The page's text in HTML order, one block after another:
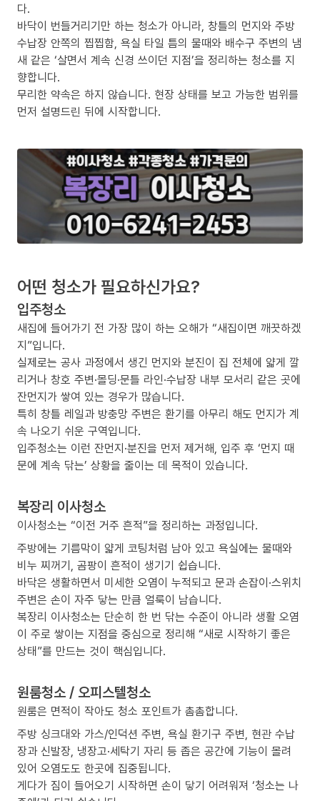
다.
바닥이 번들거리기만 하는 청소가 아니라, 창틀의 먼지와 주방
수납장 안쪽의 찝찝함, 욕실 타일 틈의 물때와 배수구 주변의 냄
새 같은 ‘살면서 계속 신경 쓰이던 지점’을 정리하는 청소를 지
향합니다.
무리한 약속은 하지 않습니다. 현장 상태를 보고 가능한 범위를
먼저 설명드린 뒤에 시작합니다.
어떤 청소가 필요하신가요?
입주청소
새집에 들어가기 전 가장 많이 하는 오해가 “새집이면 깨끗하겠
지”입니다.
실제로는 공사 과정에서 생긴 먼지와 분진이 집 전체에 얇게 깔
리거나 창호 주변·몰딩·문틀 라인·수납장 내부 모서리 같은 곳에
잔먼지가 쌓여 있는 경우가 많습니다.
특히 창틀 레일과 방충망 주변은 환기를 아무리 해도 먼지가 계
속 나오기 쉬운 구역입니다.
입주청소는 이런 잔먼지·분진을 먼저 제거해, 입주 후 ‘먼지 때
문에 계속 닦는’ 상황을 줄이는 데 목적이 있습니다.
복장리 이사청소
이사청소는 “이전 거주 흔적”을 정리하는 과정입니다.
주방에는 기름막이 얇게 코팅처럼 남아 있고 욕실에는 물때와
비누 찌꺼기, 곰팡이 흔적이 생기기 쉽습니다.
바닥은 생활하면서 미세한 오염이 누적되고 문과 손잡이·스위치
주변은 손이 자주 닿는 만큼 얼룩이 남습니다.
복장리 이사청소는 단순히 한 번 닦는 수준이 아니라 생활 오염
이 주로 쌓이는 지점을 중심으로 정리해 “새로 시작하기 좋은
상태”를 만드는 것이 핵심입니다.
원룸청소 / 오피스텔청소
원룸은 면적이 작아도 청소 포인트가 촘촘합니다.
주방 싱크대와 가스/인덕션 주변, 욕실 환기구 주변, 현관 수납
장과 신발장, 냉장고·세탁기 자리 등 좁은 공간에 기능이 몰려
있어 오염도도 한곳에 집중됩니다.
게다가 짐이 들어오기 시작하면 손이 닿기 어려워져 ‘청소는 나